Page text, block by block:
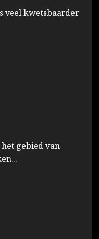
veel kwetsbaarder
gebied van